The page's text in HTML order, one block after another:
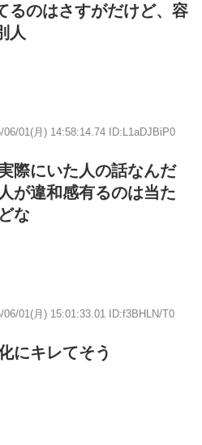
るのはさすがだけど、容
人
06/01(月) 14:58:14.74 ID:L1aDJBiP0
際にいた人の話なんだ
が違和感有るのは当た
な
06/01(月) 15:01:33.01 ID:f3BHLN/T0
にキレてそう